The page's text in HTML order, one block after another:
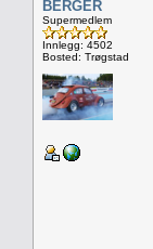
BERGER
Supermedlem
Innlegg: 4502
Bosted: Trøgstad